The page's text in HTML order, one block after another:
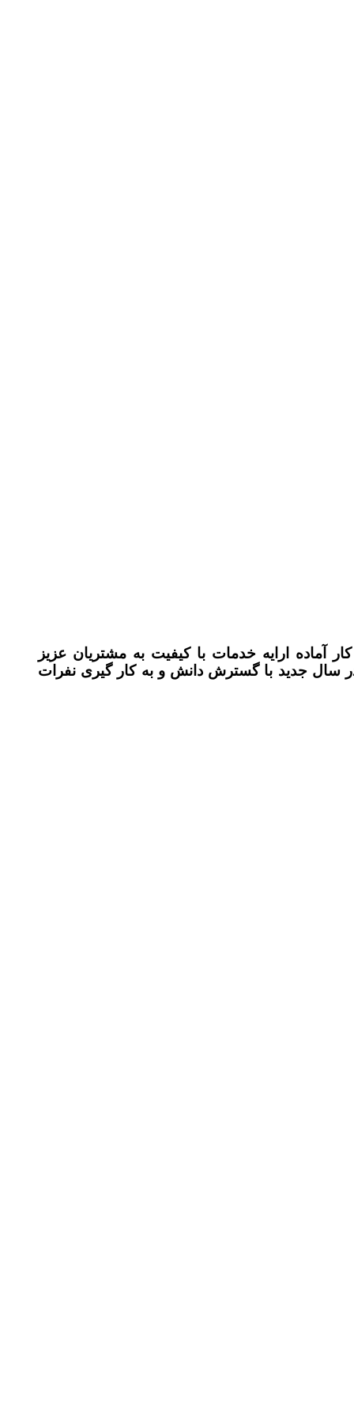
آماده ارایه خدمات با کیفیت به مشتریان عزیز
، ما مفتخریم که در سال جدید با گسترش دانش و به کار گیری نفرات